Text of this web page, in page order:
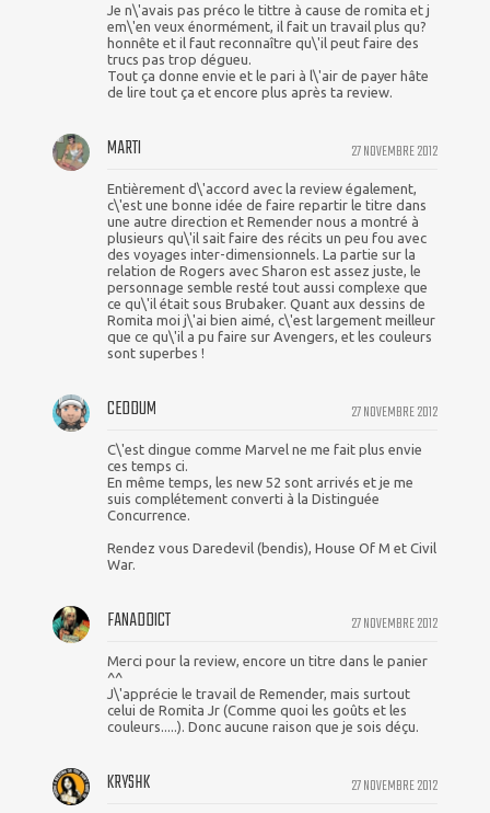
Je n\'avais pas préco le tittre à cause de romita et j
em\'en veux énormément, il fait un travail plus qu?
honnête et il faut reconnaître qu\'il peut faire des
trucs pas trop dégueu.
Tout ça donne envie et le pari à l\'air de payer hâte
de lire tout ça et encore plus après ta review.
27 NOVEMBRE 2012
MARTI
Entièrement d\'accord avec la review également,
c\'est une bonne idée de faire repartir le titre dans
une autre direction et Remender nous a montré à
plusieurs qu\'il sait faire des récits un peu fou avec
des voyages inter-dimensionnels. La partie sur la
relation de Rogers avec Sharon est assez juste, le
personnage semble resté tout aussi complexe que
ce qu\'il était sous Brubaker. Quant aux dessins de
Romita moi j\'ai bien aimé, c\'est largement meilleur
que ce qu\'il a pu faire sur Avengers, et les couleurs
sont superbes !
27 NOVEMBRE 2012
CEDDUM
C\'est dingue comme Marvel ne me fait plus envie
ces temps ci.
En même temps, les new 52 sont arrivés et je me
suis complétement converti à la Distinguée
Concurrence.
Rendez vous Daredevil (bendis), House Of M et Civil
War.
27 NOVEMBRE 2012
FANADDICT
Merci pour la review, encore un titre dans le panier
^^
J\'apprécie le travail de Remender, mais surtout
celui de Romita Jr (Comme quoi les goûts et les
couleurs.....). Donc aucune raison que je sois déçu.
27 NOVEMBRE 2012
KRYSHK